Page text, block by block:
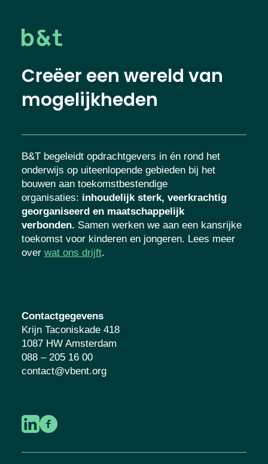
Creëer een wereld van
mogelijkheden
B&T begeleidt opdrachtgevers in én rond het
onderwijs op uiteenlopende gebieden bij het
bouwen aan toekomstbestendige
organisaties: inhoudelijk sterk, veerkrachtig
georganiseerd en maatschappelijk
verbonden. Samen werken we aan een kansrijke
toekomst voor kinderen en jongeren. Lees meer
over wat ons drijft.
Contactgegevens
Krijn Taconiskade 418
1087 HW Amsterdam
088 – 205 16 00
contact@vbent.org